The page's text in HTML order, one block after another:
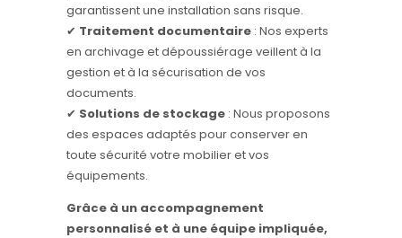
garantissent une installation sans risque.
✔ Traitement documentaire : Nos experts
en archivage et dépoussiérage veillent à la
gestion et à la sécurisation de vos
documents.
✔ Solutions de stockage : Nous proposons
des espaces adaptés pour conserver en
toute sécurité votre mobilier et vos
équipements.
Grâce à un accompagnement
personnalisé et à une équipe impliquée,